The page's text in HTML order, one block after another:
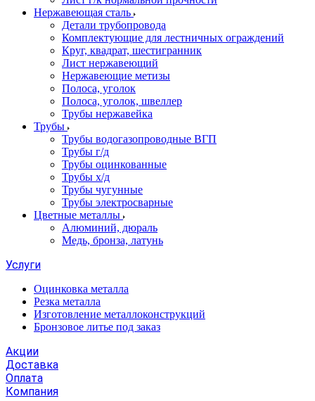
Нержавеющая сталь
Детали трубопровода
Комплектующие для лестничных ограждений
Круг, квадрат, шестигранник
Лист нержавеющий
Нержавеющие метизы
Полоса, уголок
Полоса, уголок, швеллер
Трубы нержавейка
Трубы
Трубы водогазопроводные ВГП
Трубы г/д
Трубы оцинкованные
Трубы х/д
Трубы чугунные
Трубы электросварные
Цветные металлы
Алюминий, дюраль
Медь, бронза, латунь
Услуги
Оцинковка металла
Резка металла
Изготовление металлоконструкций
Бронзовое литье под заказ
Акции
Доставка
Оплата
Компания